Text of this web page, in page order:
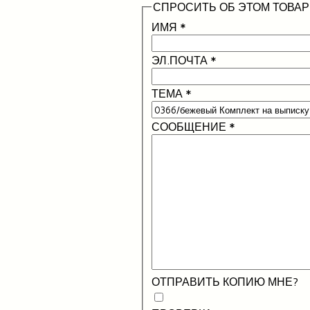
СПРОСИТЬ ОБ ЭТОМ
ИМЯ *
ЭЛ.ПОЧТА *
ТЕМА *
СООБЩЕНИЕ *
ОТПРАВИТЬ КОПИЮ МНЕ?